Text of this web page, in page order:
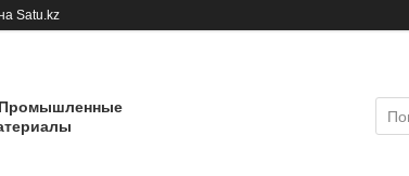
Satu.kz
Промышленные